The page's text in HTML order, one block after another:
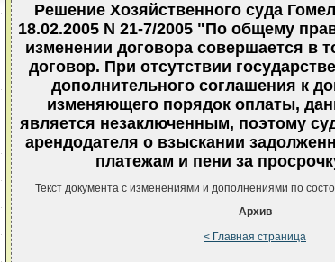
Решение Хозяйственного суда
18.02.2005 N 21-7/2005 "По общему
изменении договора совершается в
договор. При отсутствии
дополнительного соглашения к
изменяющего порядок оплаты,
является незаключенным, поэтому
арендодателя о взыскании
платежам и пени за
Текст документа с изменениями и дополнениями по
Архив
< Главная страница